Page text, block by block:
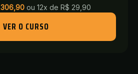
306,90 ou 12x de R$ 29,90
VER O CURSO